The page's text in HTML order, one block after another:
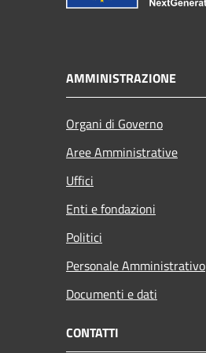
AMMINISTRAZIONE
Organi di Governo
Aree Amministrative
Uffici
Enti e fondazioni
Politici
Personale Amministrativo
Documenti e dati
CONTATTI